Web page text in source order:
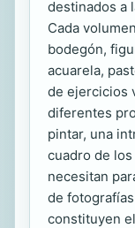
destinados a
Cada
bodegón,
acuarela,
de ejercicios
diferentes
pintar, una
cuadro de
necesitan
de
constituyen